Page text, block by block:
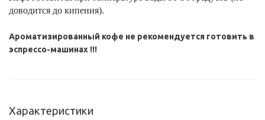
доводится до кипения).
Ароматизированный кофе не рекомендуется готовить в
эспрессо-машинах !!!
Характеристики